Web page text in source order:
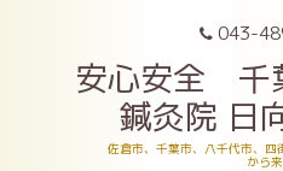
043-
安心安全 千
鍼灸院 日
佐倉市、千葉市、八千代市、四
から